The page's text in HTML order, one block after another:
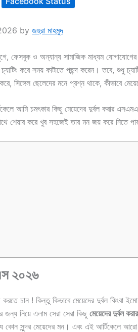
by জহুরা মাহমুদ
ফেসবুক ও অন্যান্য সামাজিক মাধ্যম
করে সময় কাটাতে পছন্দ করেন। তবে, শুধু
সিঙ্গেল ছেলেদের মনে প্রশ্ন থাকে, কীভাবে
আমি চমৎকার কিছু মেয়েদের দুর্বল করার
শেয়ার করে খুব সহজেই তার মন জয় করে নিতে
২০২৬
করতে চান ! কিন্তু কিভাবে মেয়েদের দুর্বল কিংবা
নিয়ে এলাম সেরা সেরা কিছু মেয়েদের দুর্বল
কোন সুন্দর মেয়েদের মন। এবং এই আর্টিকেলে আরো